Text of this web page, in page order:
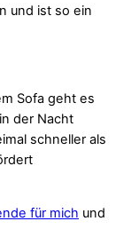
und ist so ein
Sofa geht es
der Nacht
schneller als
für mich und